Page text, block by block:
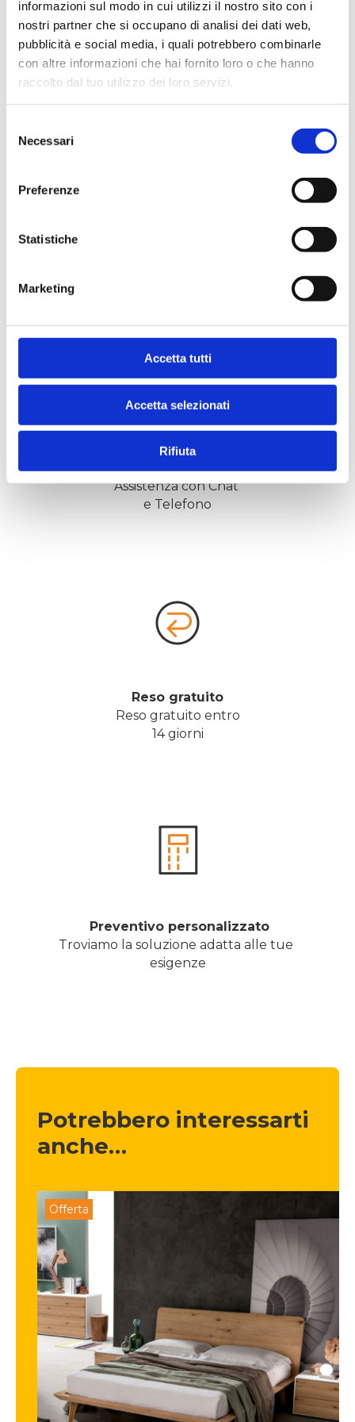
informazioni sul modo in cui utilizzi il nostro sito con i
nostri partner che si occupano di analisi dei dati web,
pubblicità e social media, i quali potrebbero combinarle
con altre informazioni che hai fornito loro o che hanno
raccolto dal tuo utilizzo dei loro servizi.
delNecessari
Preferenze
Statistiche
Marketing
Accetta tutti
Accetta selezionati
Rifiuta
La tua casa merita il
meglio, anche nel servizio.
Assistenza
Assistenza con Chat
e Telefono
Reso gratuito
Reso gratuito entro
14 giorni
Preventivo personalizzato
Troviamo la soluzione adatta alle tue
esigenze
Potrebbero interessarti
anche…
Offerta